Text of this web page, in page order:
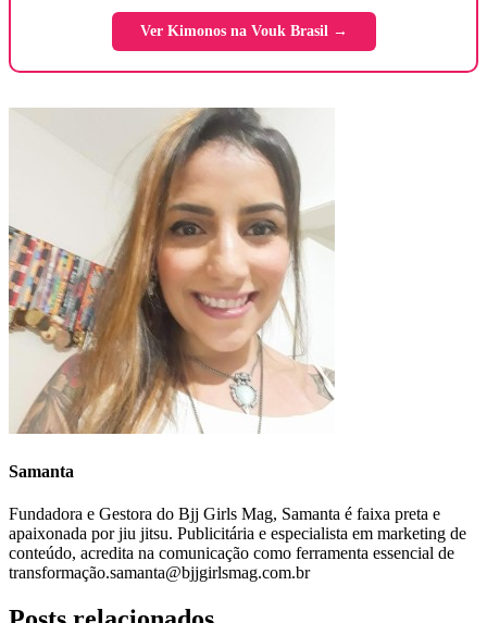
Ver Kimonos na Vouk Brasil →
Samanta
Fundadora e Gestora do Bjj Girls Mag, Samanta é faixa preta e
apaixonada por jiu jitsu. Publicitária e especialista em marketing de
conteúdo, acredita na comunicação como ferramenta essencial de
transformação.samanta@bjjgirlsmag.com.br